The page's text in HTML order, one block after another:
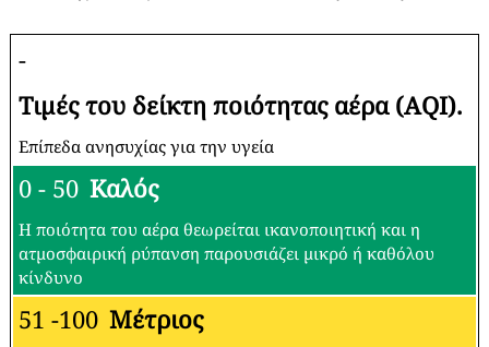
-
Τιμές του δείκτη ποιότητας αέρα (AQI).
Επίπεδα ανησυχίας για την υγεία
0 - 50 Καλός
Η ποιότητα του αέρα θεωρείται ικανοποιητική και η
ατμοσφαιρική ρύπανση παρουσιάζει μικρό ή καθόλου
κίνδυνο
51 -100 Μέτριος